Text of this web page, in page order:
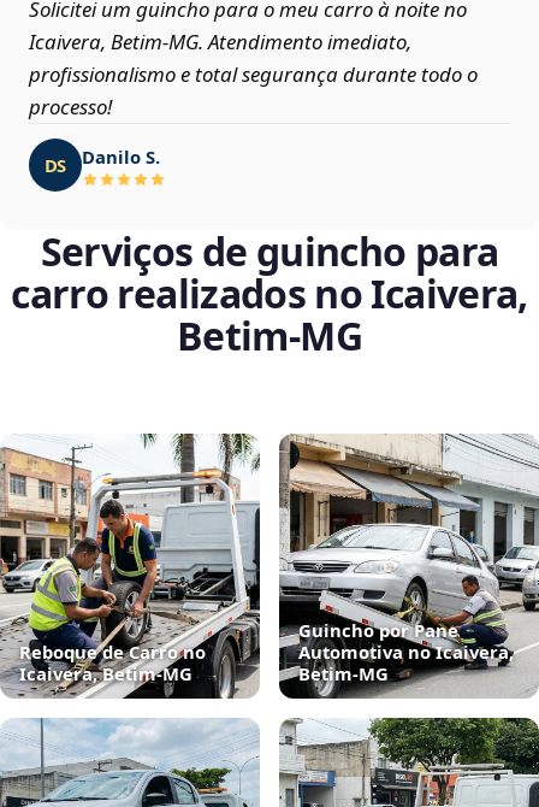
Solicitei um guincho para o meu carro à noite no
Icaivera, Betim‑MG. Atendimento imediato,
profissionalismo e total segurança durante todo o
processo!
DS Danilo S.
Serviços de guincho para
carro realizados no Icaivera,
Betim‑MG
Reboque de Carro no
Icaivera, Betim‑MG
Guincho por Pane
Automotiva no Icaivera,
Betim‑MG